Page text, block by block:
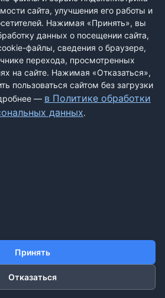
за доставку товара и пропадают. ...
ПЕРСОНАЛЬНЫХ ДАННЫХ
2026 ДОСКАЖАЛОБ.РФ
сайта, улучшения его работы и
Нажимая «Принять», вы
данных о посещении сайта,
файлы, сведения о браузере,
перехода, просмотренных
на сайте. Нажимая «Отказаться»,
пользоваться сайтом без загрузки
— в Политике обработки
данных.
Принять
Отказаться